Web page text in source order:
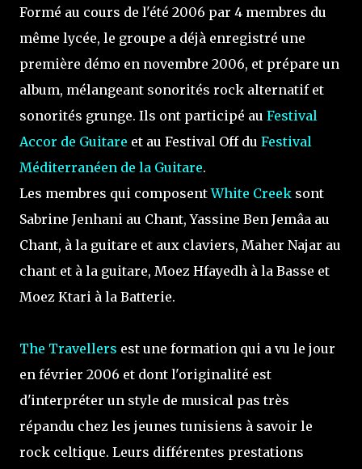
Formé au cours de l'été 2006 par 4 membres du
même lycée, le groupe a déjà enregistré une
première démo en novembre 2006, et prépare un
album, mélangeant sonorités rock alternatif et
sonorités grunge. Ils ont participé au Festival
Accor de Guitare et au Festival Off du Festival
Méditerranéen de la Guitare.
Les membres qui composentWhite Creek sont
Sabrine Jenhani au Chant, Yassine Ben Jemâa au
Chant, à la guitare et aux claviers, Maher Najar au
chant et à la guitare, Moez Hfayedh à la Basse et
Moez Ktari à la Batterie.
The Travellers est une formation qui a vu le jour
en février 2006 et dont l'originalité est
d'interpréter un style de musical pas très
répandu chez les jeunes tunisiens à savoir le
rock celtique. Leurs différentes prestations